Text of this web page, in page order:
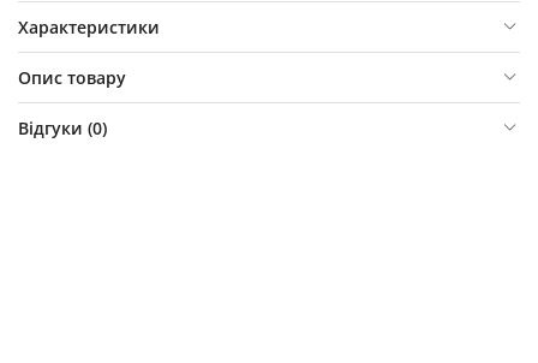
Характеристики
Опис товару
Відгуки (0)